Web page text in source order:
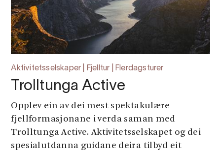
Aktivitetsselskaper | Fjelltur | Flerdagsturer
Trolltunga Active
Opplev ein av dei mest spektakulære
fjellformasjonane i verda saman med
Trolltunga Active. Aktivitetsselskapet og dei
spesialutdanna guidane deira tilbyd eit